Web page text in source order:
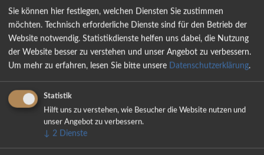
BITTE GEBEN SIE EINEN SUCHBEGRIFF EIN:
Suchbegriffe
SUCHEN
Sie können hier festlegen, welchen Diensten Sie zustimmen
möchten. Technisch erforderliche Dienste sind für den Betrieb der
Website notwendig. Statistikdienste helfen uns dabei, die Nutzung
der Website besser zu verstehen und unser Angebot zu verbessern.
Um mehr zu erfahren, lesen Sie bitte unsere Datenschutzerklärung.
Statistik
Hilft uns zu verstehen, wie Besucher die Website nutzen und
unser Angebot zu verbessern.
↓ 2 Dienste